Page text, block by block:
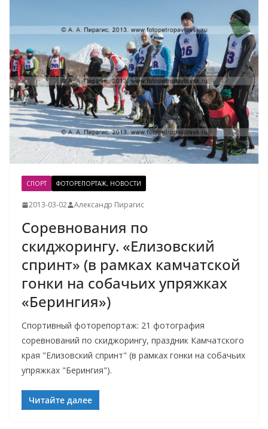
СПОРТ ФОТОРЕПОРТАЖ, НОВОСТИ
2013-03-02 Александр Пирагис
Соревнования по
скиджорингу. «Елизовский
спринт» (в рамках камчатской
гонки на собачьих упряжках
«Берингия»)
Спортивный фоторепортаж: 21 фотография
соревнований по скиджорингу, праздник Камчатского
края "Елизовский спринт" (в рамках гонки на собачьих
упряжках "Берингия").
Читайте далее